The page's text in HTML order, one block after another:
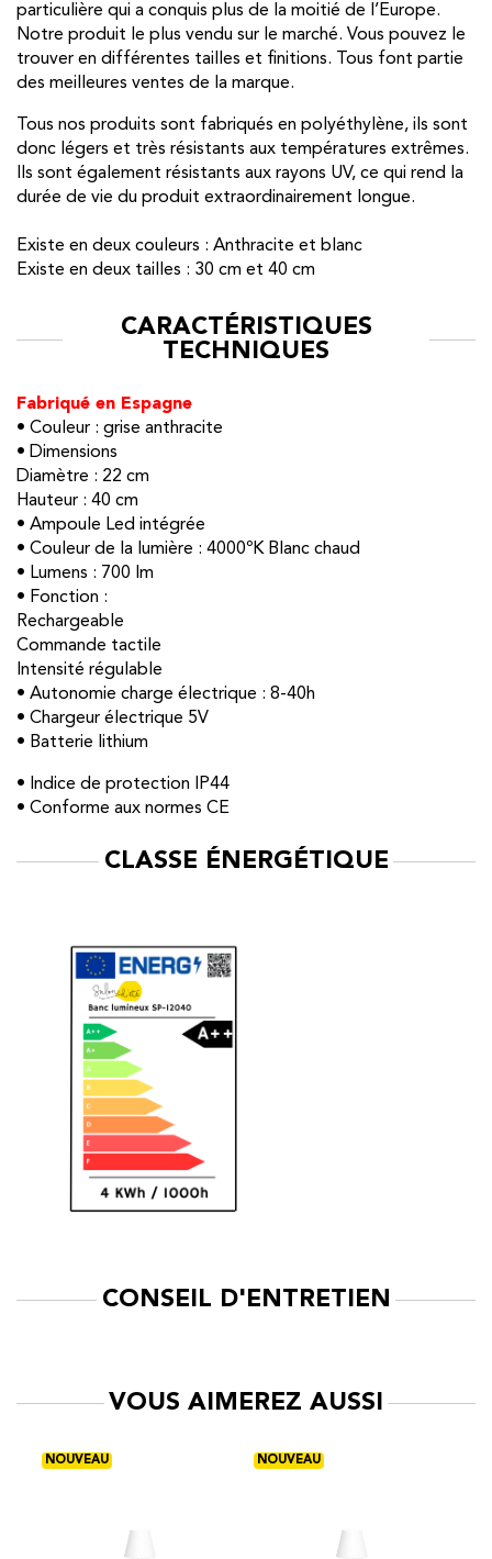
particulière qui a conquis plus de la moitié de l’Europe.
Notre produit le plus vendu sur le marché. Vous pouvez le
trouver en différentes tailles et finitions. Tous font partie
des meilleures ventes de la marque.
Tous nos produits sont fabriqués en polyéthylène, ils sont
donc légers et très résistants aux températures extrêmes.
Ils sont également résistants aux rayons UV, ce qui rend la
durée de vie du produit extraordinairement longue.
Existe en deux couleurs : Anthracite et blanc
Existe en deux tailles : 30 cm et 40 cm
CARACTÉRISTIQUES
TECHNIQUES
Fabriqué en Espagne
• Couleur : grise anthracite
• Dimensions
Diamètre : 22 cm
Hauteur : 40 cm
• Ampoule Led intégrée
• Couleur de la lumière : 4000ºK Blanc chaud
• Lumens : 700 lm
• Fonction :
Rechargeable
Commande tactile
Intensité régulable
• Autonomie charge électrique : 8-40h
• Chargeur électrique 5V
• Batterie lithium
• Indice de protection IP44
• Conforme aux normes CE
CLASSE ÉNERGÉTIQUE
CONSEIL D'ENTRETIEN
VOUS AIMEREZ AUSSI